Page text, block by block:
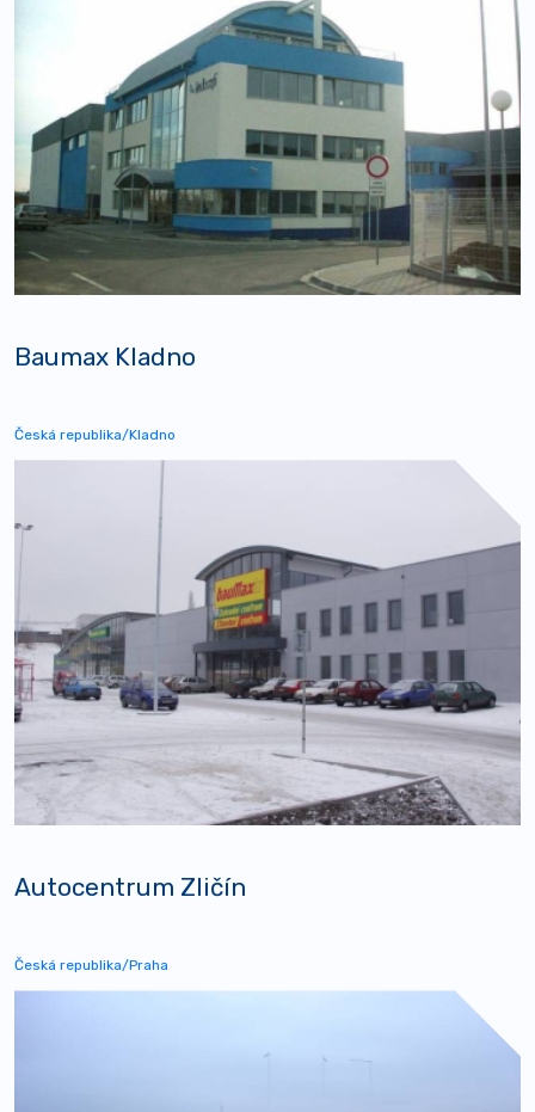
Baumax Kladno
Česká republika/Kladno
Autocentrum Zličín
Česká republika/Praha